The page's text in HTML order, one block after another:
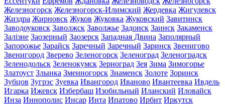
Железногорск Железногорск-Илимский Жердевка Жигулевск
Жиздра Жирновск Жуков Жуковка Жуковский Завитинск
Заводоуковск Заволжск Заволжье Задонск Заинск Закаменск
Залізне Заозерный Заозерск Западная Двина Заполярный
Запорожье Зарайск Заречный Заречный Заринск Звенигово
Звенигород Зверево Зеленогорск Зеленоград Зеленоградск
Зеленодольск Зеленокумск Зерноград Зея Зима Зимогорье
Златоуст Злынка Змеиногорск Знаменск Золоте Зоринск
Зубцов Зугрэс Зуевка Ивангород Иваново Ивантеевка Ивдель
Игарка Ижевск Избербаш Изобильный Иланский Иловайск
Инза Иннополис Инсар Инта Ипатово Ирбит Иркутск